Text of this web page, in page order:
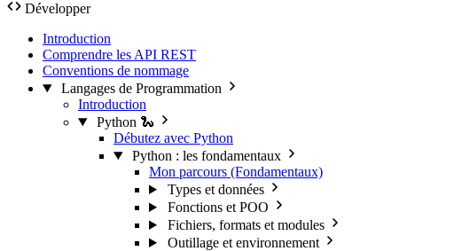
Développer
Introduction
Comprendre les API REST
Conventions de nommage
Langages de Programmation
Introduction
Python 🐍
Débutez avec Python
Python : les fondamentaux
Mon parcours (Fondamentaux)
Types et données
Fonctions et POO
Fichiers, formats et modules
Outillage et environnement